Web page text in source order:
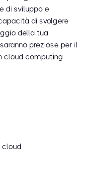
di sviluppo e
di svolgere
della tua
preziose per il
cloud computing
cloud